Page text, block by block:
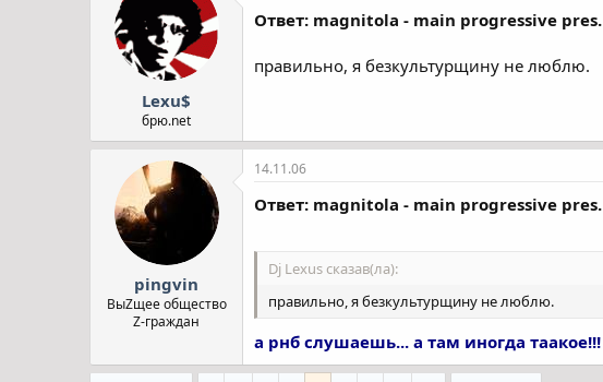
Lexu$
брю.net
Ответ: magnitola - main progressive pres.
правильно, я безкультурщину не люблю.
pingvin
ВыZщее общество
Z-граждан
14.11.06
Ответ: magnitola - main progressive pres.
Dj Lexus сказав(ла):
правильно, я безкультурщину не люблю.
а рнб слушаешь... а там иногда таакое!!!